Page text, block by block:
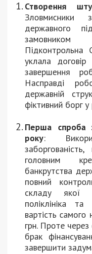
Створення
Зловмисники
державного
замовником
Підконтрольна
уклала
завершення
Насправді
державній
фіктивний борг
Перша спроба
року:
головним
банкрутства
повний
складу якої
поліклініка
вартість
грн. Проте
брак
завершити